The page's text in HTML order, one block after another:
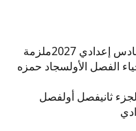
إعدادي 2027
ملزمة
الفصل الأولسجاد حمزه
جزء ثانيفصل أولفصل